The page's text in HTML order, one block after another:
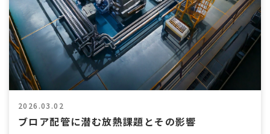
2026.03.02
ブロア配管に潜む放熱課題とその影響